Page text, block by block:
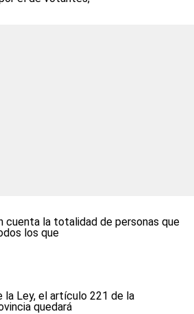
cuenta la totalidad de personas que
los que
la Ley, el artículo 221 de la
quedará